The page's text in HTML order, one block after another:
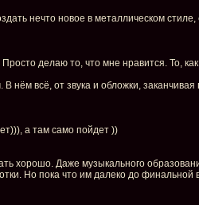
нечто новое в металлическом
делаю то, что мне нравится. То,
всё, от звука и обложки, заканчивая
а там само пойдет ))
хорошо. Даже музыкального
Но пока что им далеко до